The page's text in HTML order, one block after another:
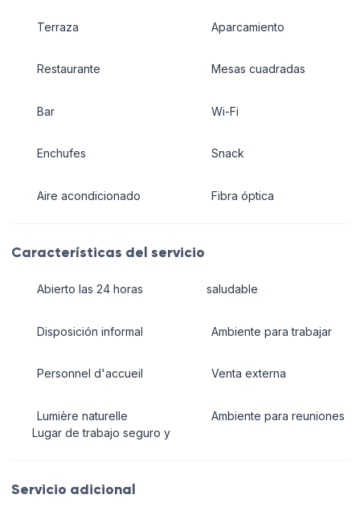
Terraza
Restaurante
Bar
Enchufes
Aire acondicionado
Aparcamiento
Mesas cuadradas
Wi-Fi
Snack
Fibra óptica
Características del servicio
Abierto las 24 horas
Disposición informal
Personnel d'accueil
Lumière naturelle
Lugar de trabajo seguro y
saludable
Ambiente para trabajar
Venta externa
Ambiente para reuniones
Servicio adicional